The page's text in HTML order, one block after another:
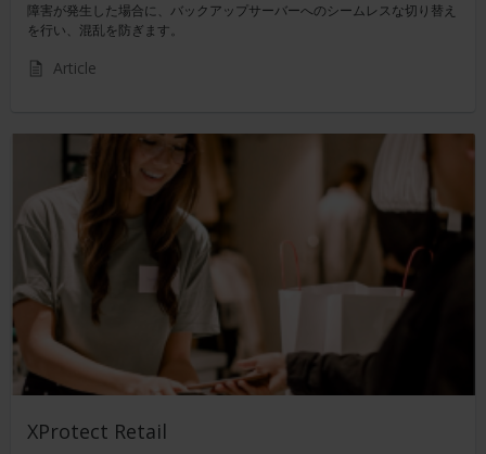
障害が発生した場合に、バックアップサーバーへのシームレスな切り替え
を行い、混乱を防ぎます。
Article
XProtect Retail